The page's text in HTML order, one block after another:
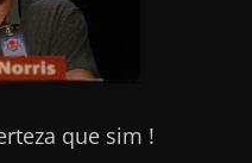
que sim !